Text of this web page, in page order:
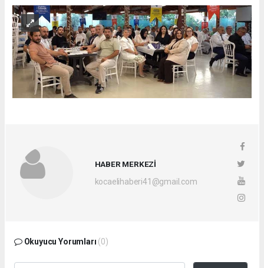
HABER MERKEZİ
kocaelihaberi41@gmail.com
Okuyucu Yorumları (0)